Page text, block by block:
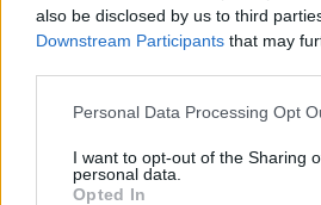
also be disclosed by us to third
Downstream Participants that may
Personal Data Processing Opt
I want to opt-out of the Sharing
personal data.
Opted In
Cookie-kezelési
Hozzászólási szabályzat
Nyomtatott lapjaink
Székely Hírmondó